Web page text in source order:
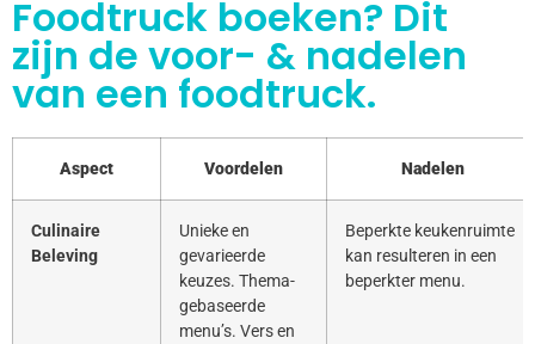
Foodtruck boeken? Dit
zijn de voor- & nadelen
van een foodtruck.
Aspect Voordelen Nadelen
Culinaire
Beleving
Unieke en
gevarieerde
keuzes. Thema-
gebaseerde
menu’s. Vers en
Beperkte keukenruimte
kan resulteren in een
beperkter menu.